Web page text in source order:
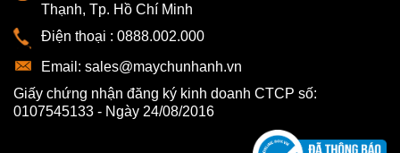
Thạnh, Tp. Hồ Chí Minh
Điện thoại : 0888.002.000
Email: sales@maychunhanh.vn
Giấy chứng nhận đăng ký kinh doanh CTCP số:
0107545133 - Ngày 24/08/2016